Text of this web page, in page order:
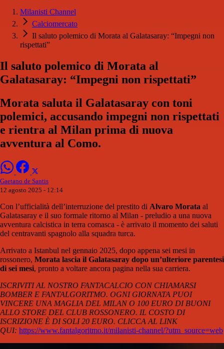
Milanisti Channel
Calciomercato
Il saluto polemico di Morata al Galatasaray: “Impegni non
rispettati”
Il saluto polemico di Morata al
Galatasaray: “Impegni non rispettati”
Morata saluta il Galatasaray con toni
polemici, accusando impegni non rispettati
e rientra al Milan prima di nuova
avventura al Como.
Gaetano de Santis
12 agosto 2025 - 12:14
Con l’ufficialità dell’interruzione del prestito di Alvaro Morata al
Galatasaray e il suo formale ritorno al Milan - preludio a una nuova
avventura calcistica in terra comasca - è arrivato il momento dei saluti
del centravanti spagnolo alla squadra turca.
Arrivato a Istanbul nel gennaio 2025, dopo appena sei mesi in
rossonero, Morata lascia il Galatasaray dopo un’ulteriore parentesi
di sei mesi, pronto a voltare ancora pagina nella sua carriera.
ISCRIVITI AL NOSTRO FANTACALCIO CON CHIAMARSI
BOMBER E FANTALGORITMO. OGNI GIORNATA PUOI
VINCERE UNA MAGLIA DEL MILAN O 100 EURO DI BUONI
ALLO STORE DEL CLUB ROSSONERO. IL COSTO DI
ISCRIZIONE È DI SOLI 20 EURO. CLICCA AL LINK
QUI: https://www.fantalgoritmo.it/milanisti-channel/?utm_source=web